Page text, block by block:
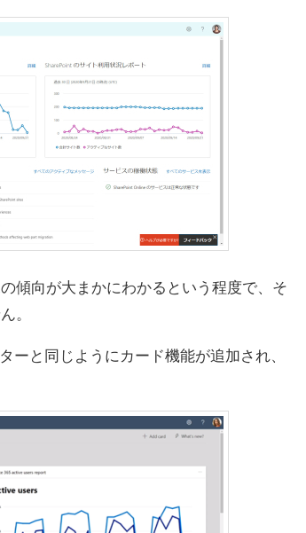
傾向が大まかにわかるという程度で、そ
。
と同じようにカード機能が追加され、